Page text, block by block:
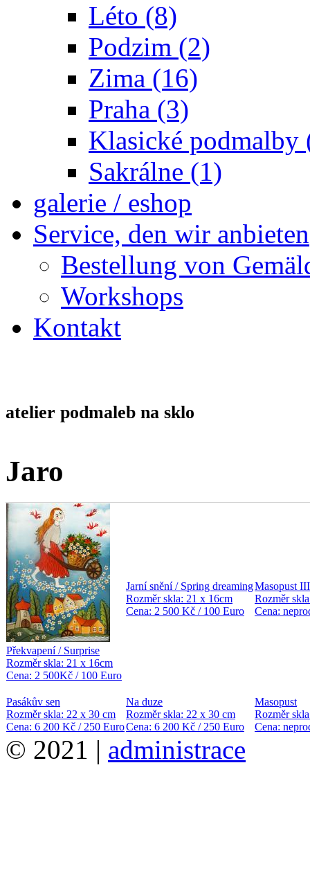
Léto (8)
Podzim (2)
Zima (16)
Praha (3)
Klasické podmalby
Sakrálne (1)
galerie / eshop
Service, den wir anbieten
Bestellung von
Workshops
Kontakt
atelier podmaleb na sklo
Jaro
Překvapení / Surprise
Rozměr skla: 21 x 16cm
Cena: 2 500Kč / 100 Euro
Jarní snění / Spring dreaming
Rozměr skla: 21 x 16cm
Cena: 2 500 Kč / 100 Euro
Masopust
Rozměr
Cena:
Pasákův sen
Rozměr skla: 22 x 30 cm
Cena: 6 200 Kč / 250 Euro
Na duze
Rozměr skla: 22 x 30 cm
Cena: 6 200 Kč / 250 Euro
Masopust
Rozměr
Cena:
© 2021 | administrace